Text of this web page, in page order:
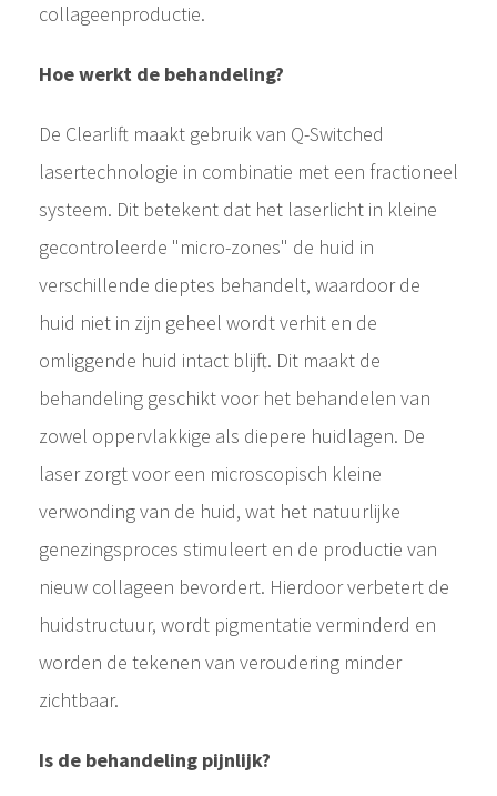
collageenproductie.
Hoe werkt de behandeling?
De Clearlift maakt gebruik van Q-Switched
lasertechnologie in combinatie met een fractioneel
systeem. Dit betekent dat het laserlicht in kleine
gecontroleerde "micro-zones" de huid in
verschillende dieptes behandelt, waardoor de
huid niet in zijn geheel wordt verhit en de
omliggende huid intact blijft. Dit maakt de
behandeling geschikt voor het behandelen van
zowel oppervlakkige als diepere huidlagen. De
laser zorgt voor een microscopisch kleine
verwonding van de huid, wat het natuurlijke
genezingsproces stimuleert en de productie van
nieuw collageen bevordert. Hierdoor verbetert de
huidstructuur, wordt pigmentatie verminderd en
worden de tekenen van veroudering minder
zichtbaar.
Is de behandeling pijnlijk?